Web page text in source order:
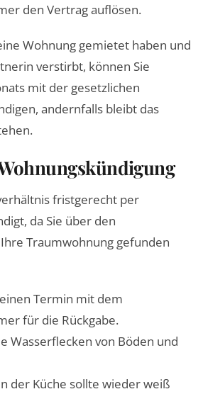
den Vertrag auflösen.
Wohnung gemietet haben und
verstirbt, können Sie
mit der gesetzlichen
andernfalls bleibt das
fristgerecht per
da Sie über den
Traumwohnung gefunden
Termin mit dem
für die Rückgabe.
Wasserflecken von Böden und
der Küche sollte wieder weiß